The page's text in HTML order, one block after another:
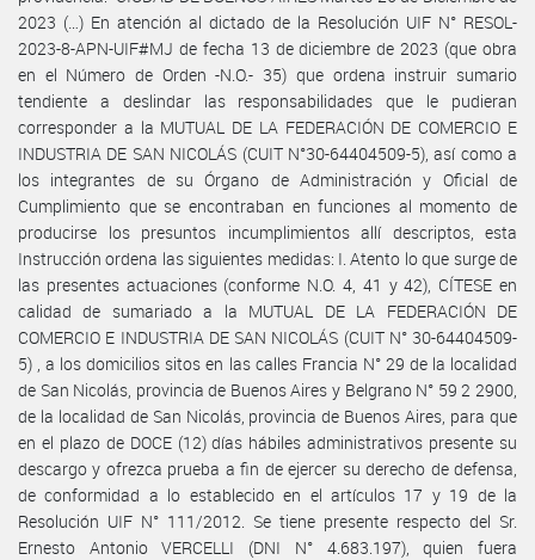
2023 (…) En atención al dictado de la Resolución UIF N° RESOL-
2023-8-APN-UIF#MJ de fecha 13 de diciembre de 2023 (que obra
en el Número de Orden -N.O.- 35) que ordena instruir sumario
tendiente a deslindar las responsabilidades que le pudieran
corresponder a la MUTUAL DE LA FEDERACIÓN DE COMERCIO E
INDUSTRIA DE SAN NICOLÁS (CUIT N°30-64404509-5), así como a
los integrantes de su Órgano de Administración y Oficial de
Cumplimiento que se encontraban en funciones al momento de
producirse los presuntos incumplimientos allí descriptos, esta
Instrucción ordena las siguientes medidas: I. Atento lo que surge de
las presentes actuaciones (conforme N.O. 4, 41 y 42), CÍTESE en
calidad de sumariado a la MUTUAL DE LA FEDERACIÓN DE
COMERCIO E INDUSTRIA DE SAN NICOLÁS (CUIT N° 30-64404509-
5) , a los domicilios sitos en las calles Francia N° 29 de la localidad
de San Nicolás, provincia de Buenos Aires y Belgrano N° 59 2 2900,
de la localidad de San Nicolás, provincia de Buenos Aires, para que
en el plazo de DOCE (12) días hábiles administrativos presente su
descargo y ofrezca prueba a fin de ejercer su derecho de defensa,
de conformidad a lo establecido en el artículos 17 y 19 de la
Resolución UIF N° 111/2012. Se tiene presente respecto del Sr.
Ernesto Antonio VERCELLI (DNI N° 4.683.197), quien fuera